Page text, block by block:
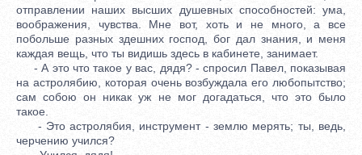
отправлении наших высших душевных способностей: ума,
воображения, чувства. Мне вот, хоть и не много, а все
побольше разных здешних господ, бог дал знания, и меня
каждая вещь, что ты видишь здесь в кабинете, занимает.
- А это что такое у вас, дядя? - спросил Павел, показывая
на астролябию, которая очень возбуждала его любопытство;
сам собою он никак уж не мог догадаться, что это было
такое.
- Это астролябия, инструмент - землю мерять; ты, ведь,
черчению учился?